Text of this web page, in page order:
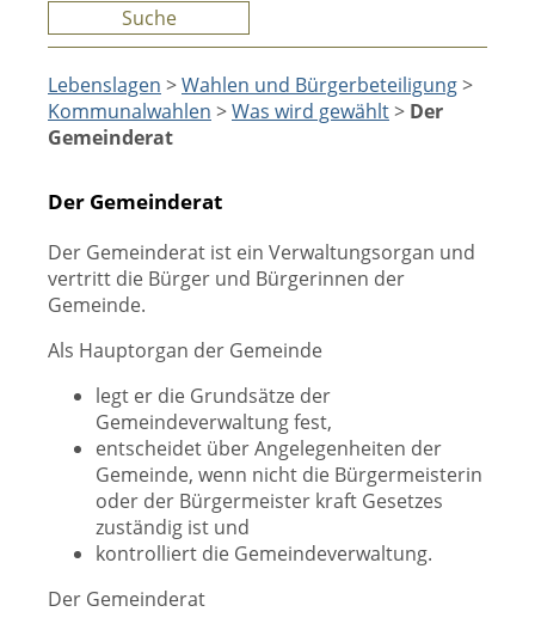
Suche
Lebenslagen >Wahlen und Bürgerbeteiligung>
Kommunalwahlen >Was wird gewählt> Der
Gemeinderat
Der Gemeinderat
Der Gemeinderat ist ein Verwaltungsorgan und
vertritt die Bürger und Bürgerinnen der
Gemeinde.
Als Hauptorgan der Gemeinde
legt er die Grundsätze der
Gemeindeverwaltung fest,
entscheidet über Angelegenheiten der
Gemeinde, wenn nicht die Bürgermeisterin
oder der Bürgermeister kraft Gesetzes
zuständig ist und
kontrolliert die Gemeindeverwaltung.
Der Gemeinderat